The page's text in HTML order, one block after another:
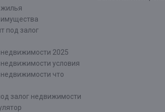
жилья
имущества
под залог
2025
условия
что
залог недвижимости